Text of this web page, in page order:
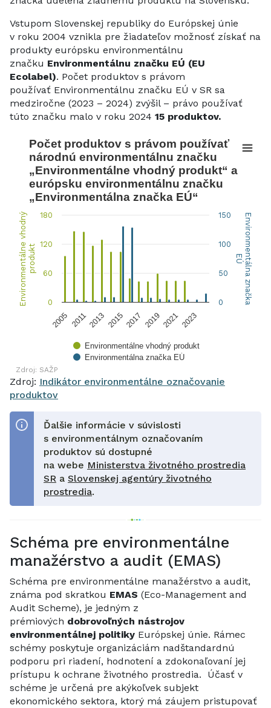
Vstupom Slovenskej republiky do Európskej únie
v roku 2004 vznikla pre žiadateľov možnosť získať na
produkty európsku environmentálnu
značku Environmentálnu značku EÚ (EU
Ecolabel). Počet produktov s právom
používať Environmentálnu značku EÚ v SR sa
medziročne (2023 – 2024) zvýšil – právo používať
túto značku malo v roku 2024 15 produktov.
Počet produktov s právom používať
Bar chart with 2 data series.
The chart has 1 X axis displaying categories.
The chart has 2 Y axes displaying Environmentálne
Environmentálne vhodnýprodukt Environmentálna značka
EÚ
0
60
120
180
0
50
100
150
Zdroj: SAŽP
Počet produktov s právom používať
národnú environmentálnu značku
„Environmentálne vhodný produkt“ a
európsku environmentálnu značku
„Environmentálna značka EÚ“
Environmentálne vhodný produkt
Environmentálna značka EÚ
2005 20112013 20152017 201920212023
End of interactive chart.
Zdroj: Indikátor environmentálne označovanie
produktov
Ďalšie informácie v súvislosti
s environmentálnym označovaním
produktov sú dostupné
na webe Ministerstva životného prostredia
SR a Slovenskej agentúry životného
prostredia.
Schéma pre environmentálne
manažérstvo a audit (EMAS)
Schéma pre environmentálne manažérstvo a audit,
známa pod skratkou EMAS (Eco-Management and
Audit Scheme), je jedným z
prémiových dobrovoľných nástrojov
environmentálnej politiky Európskej únie. Rámec
schémy poskytuje organizáciám nadštandardnú
podporu pri riadení, hodnotení a zdokonaľovaní jej
prístupu k ochrane životného prostredia. Účasť v
schéme je určená pre akýkoľvek subjekt
ekonomického sektora, ktorý má záujem pristupovať